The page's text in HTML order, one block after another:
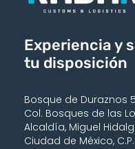
Experiencia y
tu disposición
Bosque de Duraznos
Col. Bosques de las
Alcaldía, Miguel
Ciudad de México, C.P.